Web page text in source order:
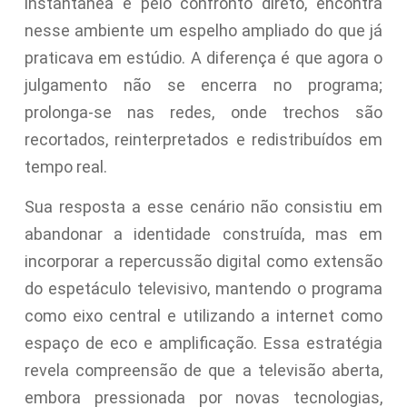
nesse ambiente um espelho ampliado do que já
praticava em estúdio. A diferença é que agora o
julgamento não se encerra no programa;
prolonga-se nas redes, onde trechos são
recortados, reinterpretados e redistribuídos em
tempo real.
Sua resposta a esse cenário não consistiu em
abandonar a identidade construída, mas em
incorporar a repercussão digital como extensão
do espetáculo televisivo, mantendo o programa
como eixo central e utilizando a internet como
espaço de eco e amplificação. Essa estratégia
revela compreensão de que a televisão aberta,
embora pressionada por novas tecnologias,